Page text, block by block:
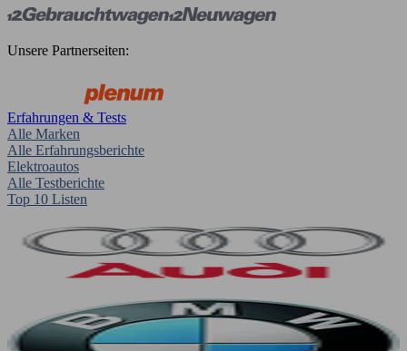
Unsere Partnerseiten:
Erfahrungen & Tests
Alle Marken
Alle Erfahrungsberichte
Elektroautos
Alle Testberichte
Top 10 Listen